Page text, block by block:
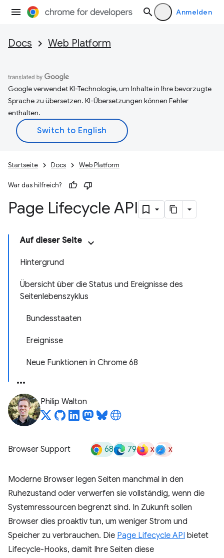
Anmelden
Docs Web Platform
Google verwendet KI-Technologie, um Inhalte in Ihre bevorzugte
Sprache zu übersetzen. KI-Übersetzungen können Fehler
enthalten.
Startseite Docs Web Platform
War das hilfreich?
Page Lifecycle API
Auf dieser Seite
Hintergrund
Übersicht über die Status und Ereignisse des
Seitenlebenszyklus
Bundesstaaten
Ereignisse
Neue Funktionen in Chrome 68
Philip Walton
Browser Support 68 79 x x
Moderne Browser legen Seiten manchmal in den
Ruhezustand oder verwerfen sie vollständig, wenn die
Systemressourcen begrenzt sind. In Zukunft sollen
Browser dies proaktiv tun, um weniger Strom und
Speicher zu verbrauchen. Die Page Lifecycle API bietet
Lifecycle-Hooks, damit Ihre Seiten diese